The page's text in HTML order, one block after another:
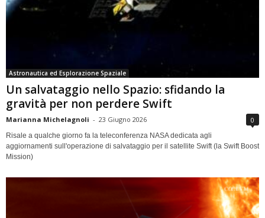
Astronautica ed Esplorazione Spaziale
Un salvataggio nello Spazio: sfidando la
gravità per non perdere Swift
Marianna Michelagnoli - 23 Giugno 2026 0
Risale a qualche giorno fa la teleconferenza NASA dedicata agli
aggiornamenti sull'operazione di salvataggio per il satellite Swift (la Swift Boost
Mission)